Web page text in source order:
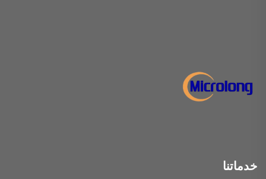
خدماتنا